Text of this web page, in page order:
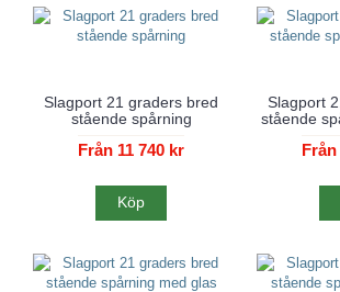
Slagport 21 graders bred
stående spårning
Från 11 740 kr
Köp
Slagport
stående
Från